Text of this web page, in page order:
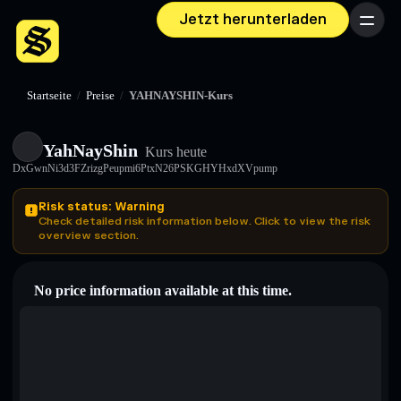
Jetzt herunterladen Menü
Startseite / Preise / YAHNAYSHIN-Kurs
YahNayShin Kurs heute
DxGwnNi3d3FZrizgPeupmi6PtxN26PSKGHYHxdXVpump
Risk status: Warning
Check detailed risk information below. Click to view the risk
overview section.
No price information available at this time.